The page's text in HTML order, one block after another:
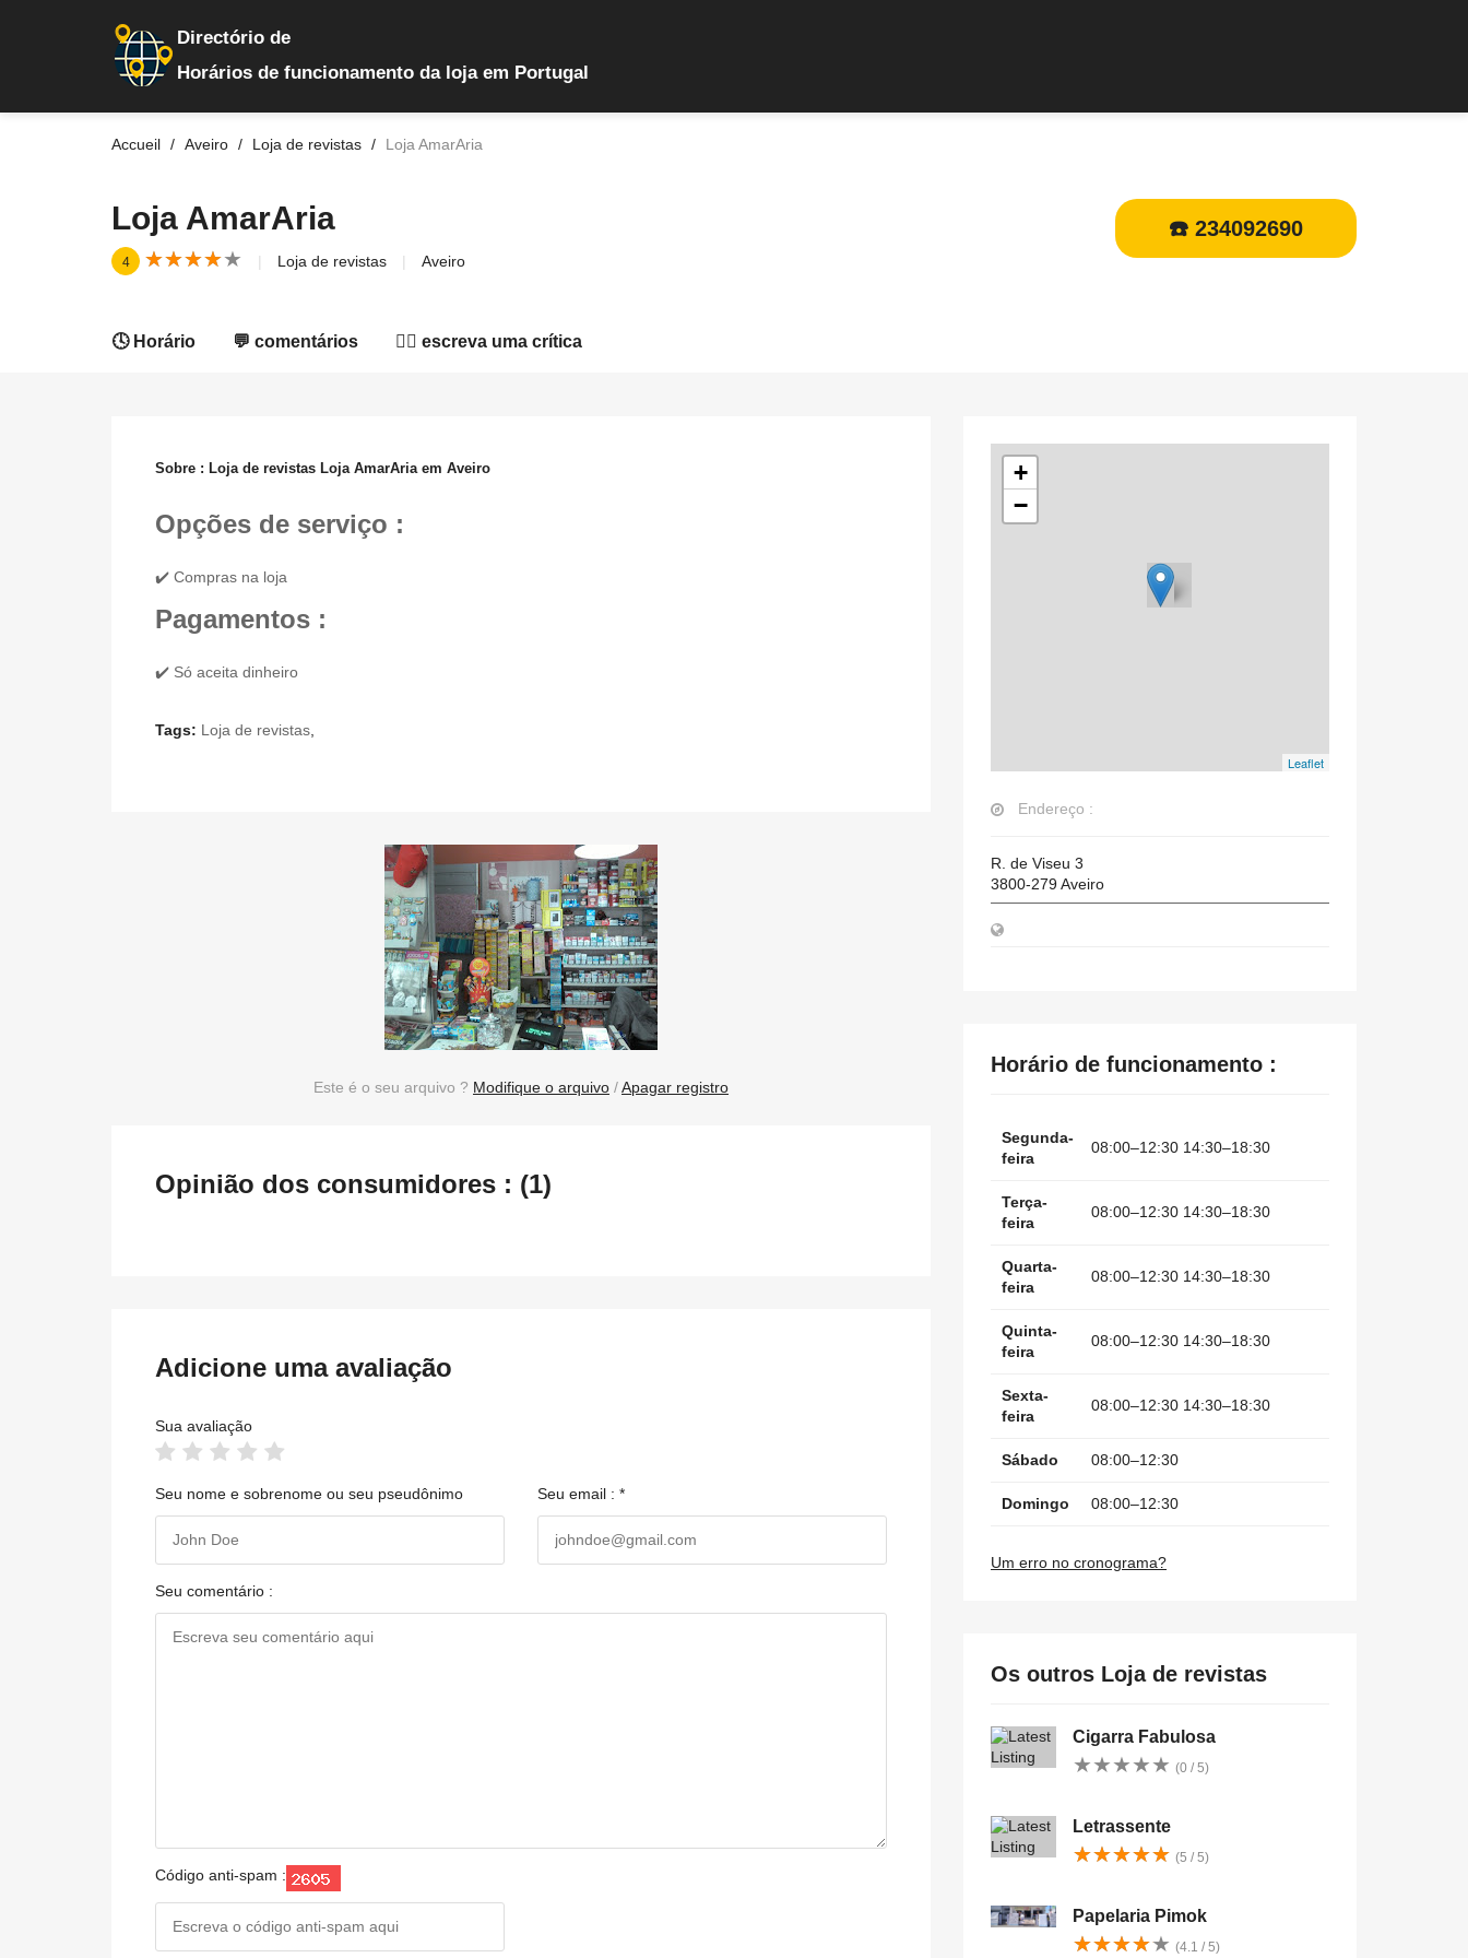
Directório de
Horários de funcionamento da loja em Portugal
Accueil Aveiro Loja de revistas Loja AmarAria
Loja AmarAria
4 ★★★★★
★★★★★ Loja de revistas Aveiro
☎️ 234092690
🕓 Horário 💬 comentários ✍🏻 escreva uma crítica
Sobre : Loja de revistas Loja AmarAria em Aveiro
Opções de serviço :
✔️ Compras na loja
Pagamentos :
✔️ Só aceita dinheiro
Tags: Loja de revistas
Este é o seu arquivo ? Modifique o arquivo /Apagar registro
Opinião dos consumidores : (1)
Adicione uma avaliação
Sua avaliação
Seu nome e sobrenome ou seu pseudônimo Seu email : *
Seu comentário :
Código anti-spam :
+
−
Leaflet
Endereço :
R. de Viseu 3
3800-279Aveiro
Horário de funcionamento :
Segunda-
feira
08:00–12:30 14:30–18:30
Terça-
feira
08:00–12:30 14:30–18:30
Quarta-
feira
08:00–12:30 14:30–18:30
Quinta-
feira
08:00–12:30 14:30–18:30
Sexta-
feira
08:00–12:30 14:30–18:30
Sábado 08:00–12:30
Domingo 08:00–12:30
Um erro no cronograma?
Os outros Loja de revistas
Cigarra Fabulosa
★★★★★
★★★★★ (0 / 5)
Letrassente
★★★★★
★★★★★ (5 / 5)
Papelaria Pimok
★★★★★
★★★★★ (4.1 / 5)